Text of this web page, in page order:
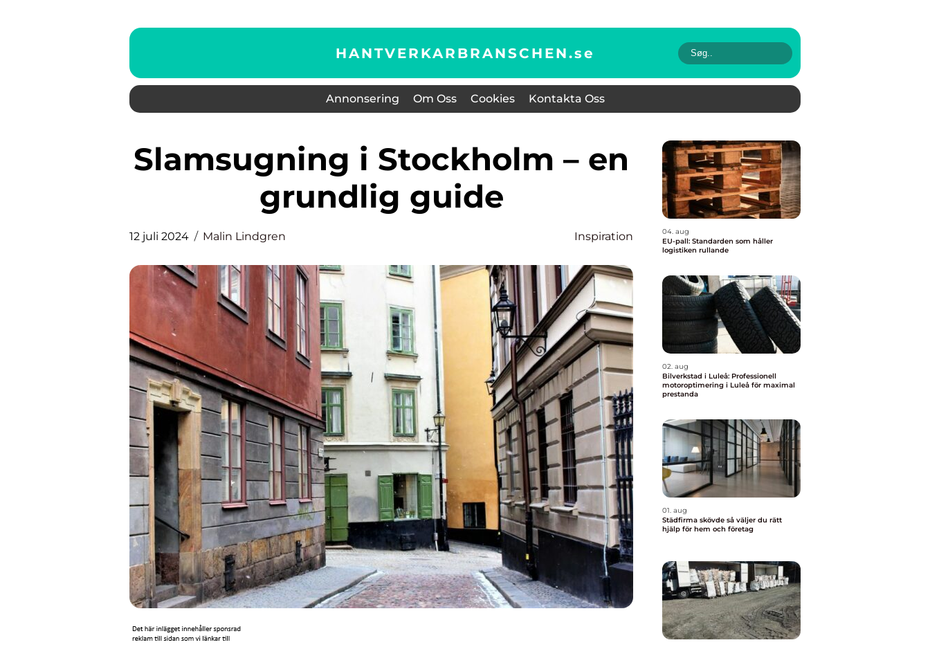
HANTVERKARBRANSCHEN.se
Annonsering Om Oss Cookies Kontakta Oss
Slamsugning i Stockholm – en
grundlig guide
12 juli 2024 Malin Lindgren Inspiration
04. aug
EU-pall: Standarden som håller
logistiken rullande
02. aug
Bilverkstad i Luleå: Professionell
motoroptimering i Luleå för maximal
prestanda
01. aug
Städfirma skövde så väljer du rätt
hjälp för hem och företag